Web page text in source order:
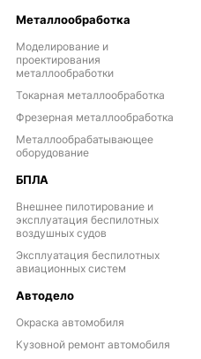
Металлообработка
Моделирование и
проектирования
металлообработки
Токарная металлообработка
Фрезерная металлообработка
Металлообрабатывающее
оборудование
БПЛА
Внешнее пилотирование и
эксплуатация беспилотных
воздушных судов
Эксплуатация беспилотных
авиационных систем
Автодело
Окраска автомобиля
Кузовной ремонт автомобиля